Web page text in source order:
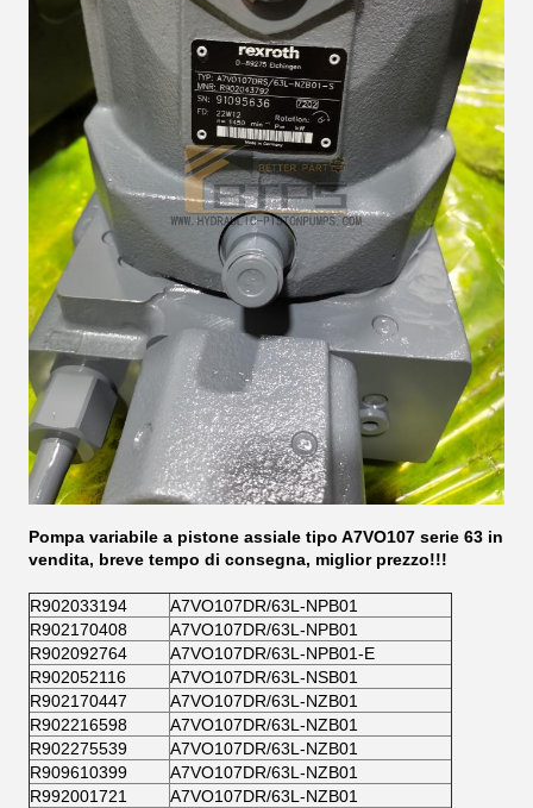
Pompa variabile a pistone assiale tipo A7VO107 serie 63 in
vendita, breve tempo di consegna, miglior prezzo!!!
R902033194
A7VO107DR/63L-NPB01
R902170408
A7VO107DR/63L-NPB01
R902092764
A7VO107DR/63L-NPB01-E
R902052116
A7VO107DR/63L-NSB01
R902170447
A7VO107DR/63L-NZB01
R902216598
A7VO107DR/63L-NZB01
R902275539
A7VO107DR/63L-NZB01
R909610399
A7VO107DR/63L-NZB01
R992001721
A7VO107DR/63L-NZB01